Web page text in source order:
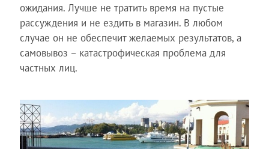
ожидания. Лучше не тратить время на пустые
рассуждения и не ездить в магазин. В любом
случае он не обеспечит желаемых результатов, а
самовывоз – катастрофическая проблема для
частных лиц.